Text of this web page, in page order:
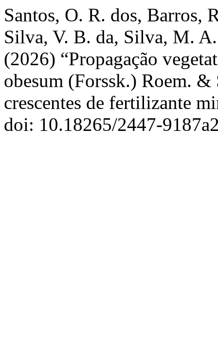
Santos, O. R. dos, Barros,
Silva, V. B. da, Silva, M.
(2026) “Propagação
obesum (Forssk.) Roem.
crescentes de fertilizante
doi: 10.18265/2447-